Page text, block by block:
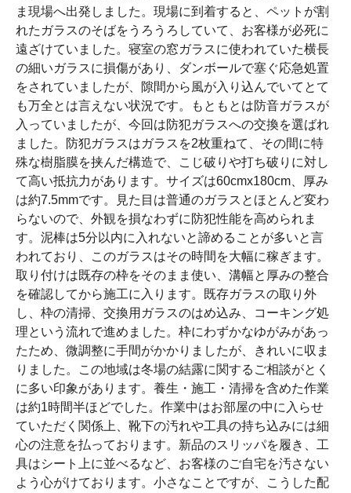
ま現場へ出発しました。現場に到着すると、ペットが割
れたガラスのそばをうろうろしていて、お客様が必死に
遠ざけていました。寝室の窓ガラスに使われていた横長
の細いガラスに損傷があり、ダンボールで塞ぐ応急処置
をされていましたが、隙間から風が入り込んでいてとて
も万全とは言えない状況です。もともとは防音ガラスが
入っていましたが、今回は防犯ガラスへの交換を選ばれ
ました。防犯ガラスはガラスを2枚重ねて、その間に特
殊な樹脂膜を挟んだ構造で、こじ破りや打ち破りに対し
て高い抵抗力があります。サイズは60cmx180cm、厚み
は約7.5mmです。見た目は普通のガラスとほとんど変わ
らないので、外観を損なわずに防犯性能を高められま
す。泥棒は5分以内に入れないと諦めることが多いと言
われており、このガラスはその時間を大幅に稼ぎます。
取り付けは既存の枠をそのまま使い、溝幅と厚みの整合
を確認してから施工に入ります。既存ガラスの取り外
し、枠の清掃、交換用ガラスのはめ込み、コーキング処
理という流れで進めました。枠にわずかなゆがみがあっ
たため、微調整に手間がかかりましたが、きれいに収ま
りました。この地域は冬場の結露に関するご相談がとく
に多い印象があります。養生・施工・清掃を含めた作業
は約1時間半ほどでした。作業中はお部屋の中に入らせ
ていただく関係上、靴下の汚れや工具の持ち込みには細
心の注意を払っております。新品のスリッパを履き、工
具はシート上に並べるなど、お客様のご自宅を汚さない
よう心がけております。小さなことですが、こうした配